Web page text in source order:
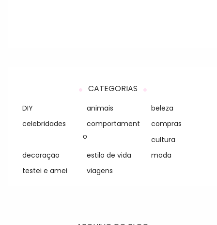
CATEGORIAS
DIY animais
beleza
celebridades
comportament
o
compras
cultura
decoração
estilo de vida
moda
testei e amei
viagens